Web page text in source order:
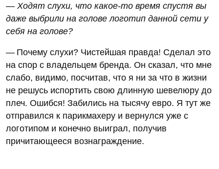
— Ходят слухи, что какое-то время спустя вы
даже выбрили на голове логотип данной сети у
себя на голове?
— Почему слухи? Чистейшая правда! Сделал это
на спор с владельцем бренда. Он сказал, что мне
слабо, видимо, посчитав, что я ни за что в жизни
не решусь испортить свою длинную шевелюру до
плеч. Ошибся! Забились на тысячу евро. Я тут же
отправился к парикмахеру и вернулся уже с
логотипом и конечно выиграл, получив
причитающееся вознаграждение.